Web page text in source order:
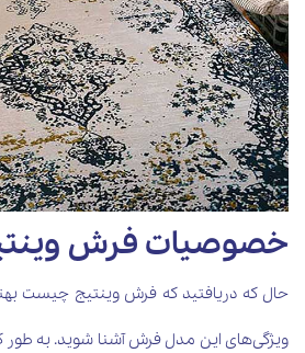
خصوصیات فرش
حال که دریافتید که فرش وینتیج چیست
ویژگی‌های این مدل فرش آشنا شوید. به طور